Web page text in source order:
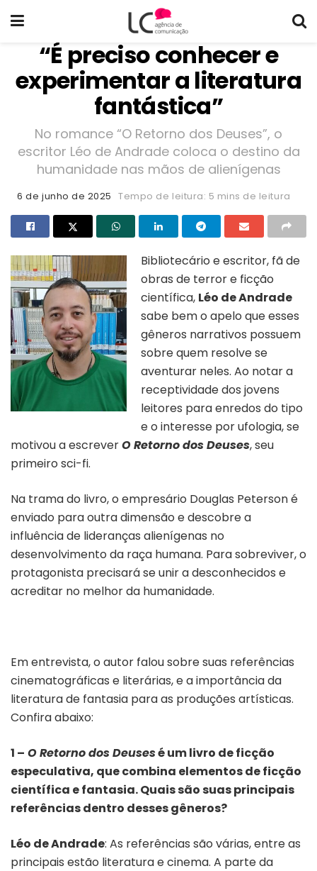
“É preciso conhecer e
experimentar a literatura
fantástica”
No romance “O Retorno dos Deuses”, o
escritor Léo de Andrade coloca o destino da
humanidade nas mãos de alienígenas
6 de junho de 2025 Tempo de leitura: 5 mins de leitura
Bibliotecário e escritor, fã de
obras de terror e ficção
científica, Léo de Andrade
sabe bem o apelo que esses
gêneros narrativos possuem
sobre quem resolve se
aventurar neles. Ao notar a
receptividade dos jovens
leitores para enredos do tipo
e o interesse por ufologia, se
motivou a escreverO Retorno dos Deuses, seu
primeiro sci-fi.
Na trama do livro, o empresário Douglas Peterson é
enviado para outra dimensão e descobre a
influência de lideranças alienígenas no
desenvolvimento da raça humana. Para sobreviver, o
protagonista precisará se unir a desconhecidos e
acreditar no melhor da humanidade.
Em entrevista, o autor falou sobre suas referências
cinematográficas e literárias, e a importância da
literatura de fantasia para as produções artísticas.
Confira abaixo:
1 – O Retorno dos Deusesé um livro de ficção
especulativa, que combina elementos de ficção
científica e fantasia. Quais são suas principais
referências dentro desses gêneros?
Léo de Andrade: As referências são várias, entre as
principais estão literatura e cinema. A parte da